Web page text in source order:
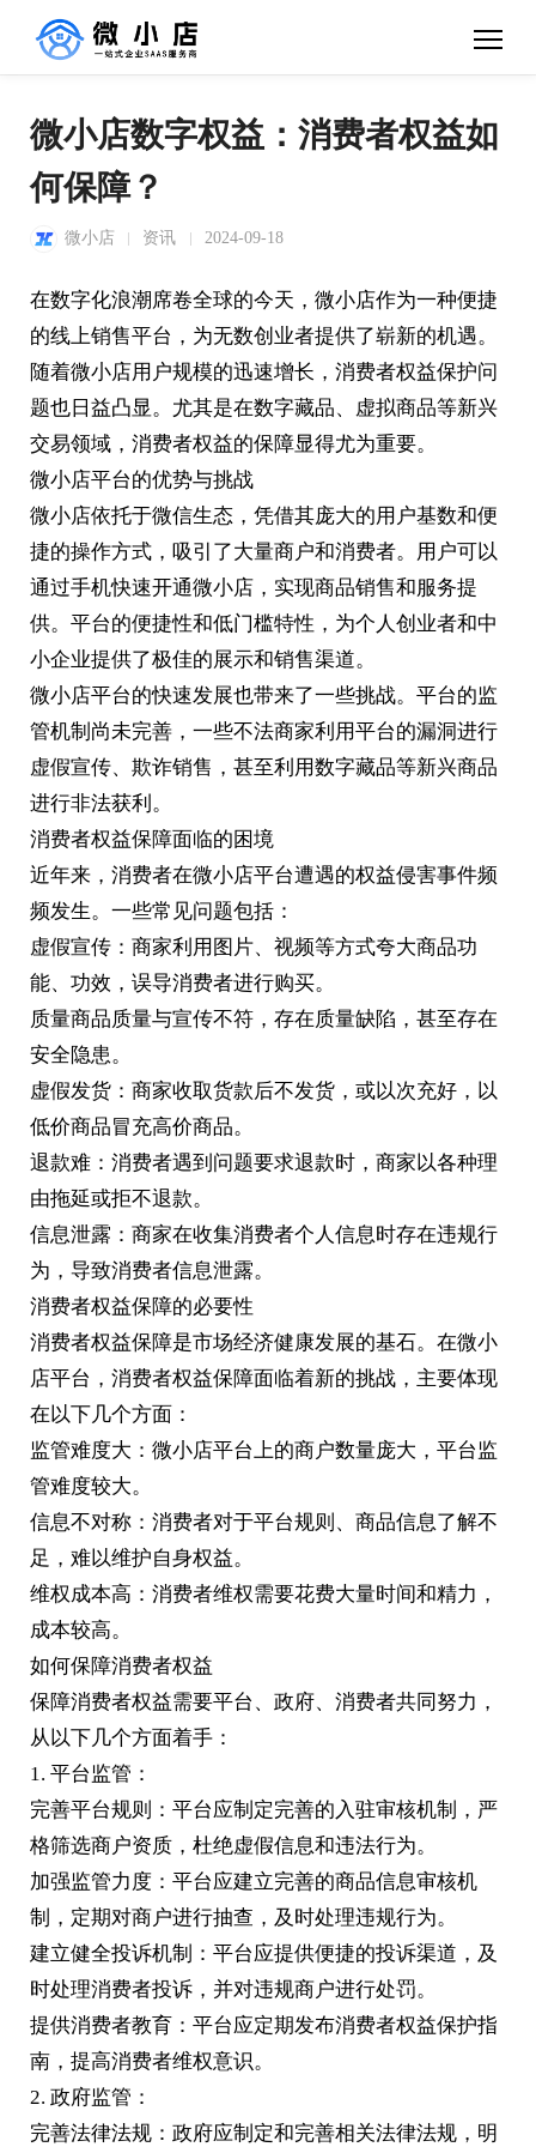
微小店数字权益：消费者权益如
何保障？
微小店 资讯 2024-09-18
在数字化浪潮席卷全球的今天，微小店作为一种便捷
的线上销售平台，为无数创业者提供了崭新的机遇。
随着微小店用户规模的迅速增长，消费者权益保护问
题也日益凸显。尤其是在数字藏品、虚拟商品等新兴
交易领域，消费者权益的保障显得尤为重要。
微小店平台的优势与挑战
微小店依托于微信生态，凭借其庞大的用户基数和便
捷的操作方式，吸引了大量商户和消费者。用户可以
通过手机快速开通微小店，实现商品销售和服务提
供。平台的便捷性和低门槛特性，为个人创业者和中
小企业提供了极佳的展示和销售渠道。
微小店平台的快速发展也带来了一些挑战。平台的监
管机制尚未完善，一些不法商家利用平台的漏洞进行
虚假宣传、欺诈销售，甚至利用数字藏品等新兴商品
进行非法获利。
消费者权益保障面临的困境
近年来，消费者在微小店平台遭遇的权益侵害事件频
频发生。一些常见问题包括：
虚假宣传：商家利用图片、视频等方式夸大商品功
能、功效，误导消费者进行购买。
质量商品质量与宣传不符，存在质量缺陷，甚至存在
安全隐患。
虚假发货：商家收取货款后不发货，或以次充好，以
低价商品冒充高价商品。
退款难：消费者遇到问题要求退款时，商家以各种理
由拖延或拒不退款。
信息泄露：商家在收集消费者个人信息时存在违规行
为，导致消费者信息泄露。
消费者权益保障的必要性
消费者权益保障是市场经济健康发展的基石。在微小
店平台，消费者权益保障面临着新的挑战，主要体现
在以下几个方面：
监管难度大：微小店平台上的商户数量庞大，平台监
管难度较大。
信息不对称：消费者对于平台规则、商品信息了解不
足，难以维护自身权益。
维权成本高：消费者维权需要花费大量时间和精力，
成本较高。
如何保障消费者权益
保障消费者权益需要平台、政府、消费者共同努力，
从以下几个方面着手：
1. 平台监管：
完善平台规则：平台应制定完善的入驻审核机制，严
格筛选商户资质，杜绝虚假信息和违法行为。
加强监管力度：平台应建立完善的商品信息审核机
制，定期对商户进行抽查，及时处理违规行为。
建立健全投诉机制：平台应提供便捷的投诉渠道，及
时处理消费者投诉，并对违规商户进行处罚。
提供消费者教育：平台应定期发布消费者权益保护指
南，提高消费者维权意识。
2. 政府监管：
完善法律法规：政府应制定和完善相关法律法规，明